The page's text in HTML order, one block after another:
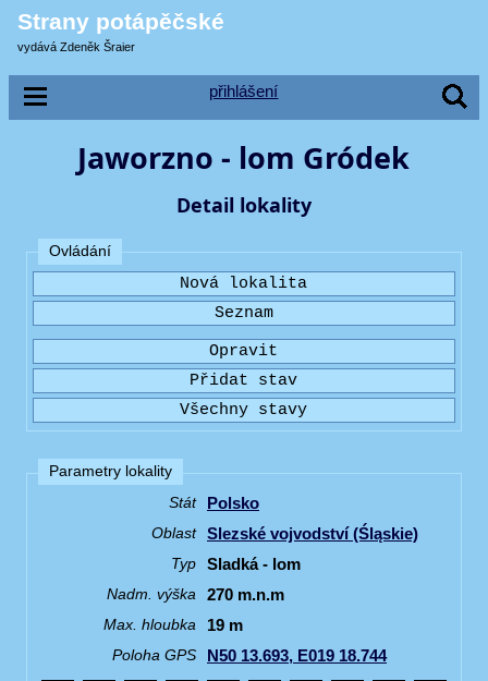
Strany potápěčské
vydává Zdeněk Šraier
přihlášení
Jaworzno - lom Gródek
Detail lokality
Ovládání
Parametry lokality
Stát
Polsko
Oblast Slezské vojvodství (Śląskie)
Typ Sladká - lom
Nadm. výška 270 m.n.m
Max. hloubka 19 m
Poloha GPS N50 13.693, E019 18.744